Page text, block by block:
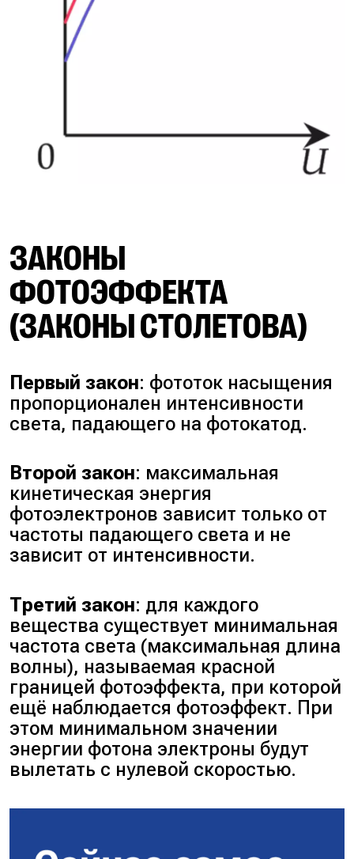
ЗАКОНЫ
ФОТОЭФФЕКТА
(ЗАКОНЫ СТОЛЕТОВА)
Первый закон: фототок насыщения
пропорционален интенсивности
света, падающего на фотокатод.
Второй закон: максимальная
кинетическая энергия
фотоэлектронов зависит только от
частоты падающего света и не
зависит от интенсивности.
Третий закон: для каждого
вещества существует минимальная
частота света (максимальная длина
волны), называемая красной
границей фотоэффекта, при которой
ещё наблюдается фотоэффект. При
этом минимальном значении
энергии фотона электроны будут
вылетать с нулевой скоростью.